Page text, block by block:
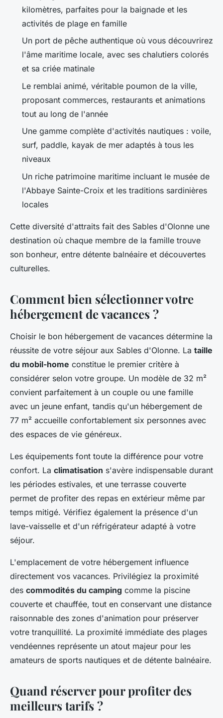
kilomètres, parfaites pour la baignade et les
activités de plage en famille
Un port de pêche authentique où vous découvrirez
l'âme maritime locale, avec ses chalutiers colorés
et sa criée matinale
Le remblai animé, véritable poumon de la ville,
proposant commerces, restaurants et animations
tout au long de l'année
Une gamme complète d'activités nautiques : voile,
surf, paddle, kayak de mer adaptés à tous les
niveaux
Un riche patrimoine maritime incluant le musée de
l'Abbaye Sainte-Croix et les traditions sardinières
locales
Cette diversité d'attraits fait des Sables d'Olonne une
destination où chaque membre de la famille trouve
son bonheur, entre détente balnéaire et découvertes
culturelles.
Comment bien sélectionner votre
hébergement de vacances ?
Choisir le bon hébergement de vacances détermine la
réussite de votre séjour aux Sables d'Olonne. La taille
du mobil-home constitue le premier critère à
considérer selon votre groupe. Un modèle de 32 m²
convient parfaitement à un couple ou une famille
avec un jeune enfant, tandis qu'un hébergement de
77 m² accueille confortablement six personnes avec
des espaces de vie généreux.
Les équipements font toute la différence pour votre
confort. La climatisation s'avère indispensable durant
les périodes estivales, et une terrasse couverte
permet de profiter des repas en extérieur même par
temps mitigé. Vérifiez également la présence d'un
lave-vaisselle et d'un réfrigérateur adapté à votre
séjour.
L'emplacement de votre hébergement influence
directement vos vacances. Privilégiez la proximité
des commodités du camping comme la piscine
couverte et chauffée, tout en conservant une distance
raisonnable des zones d'animation pour préserver
votre tranquillité. La proximité immédiate des plages
vendéennes représente un atout majeur pour les
amateurs de sports nautiques et de détente balnéaire.
Quand réserver pour profiter des
meilleurs tarifs ?